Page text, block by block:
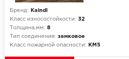
Бренд:
Kaindl
Класс износостойкости: 32
Толщина,мм: 8
Тип соединения: замковое
Класс пожарной опасности:
КМ5